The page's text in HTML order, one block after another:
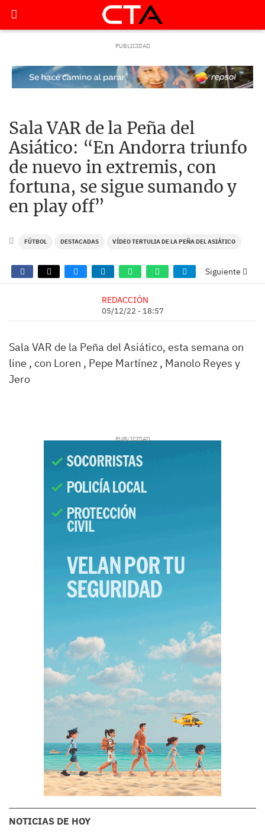
Sala VAR de la Peña del
Asiático: “En Andorra triunfo
de nuevo in extremis, con
fortuna, se sigue sumando y
en play off”
FÚTBOL DESTACADAS VÍDEO TERTULIA DE LA PEÑA DEL ASIÁTICO
Siguiente
REDACCIÓN
05/12/22 - 18:57
Sala VAR de la Peña del Asiático, esta semana on
line , con Loren , Pepe Martínez , Manolo Reyes y
Jero
NOTICIAS DE HOY